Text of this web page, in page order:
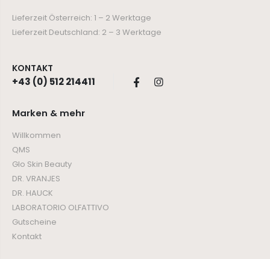
Lieferzeit Österreich: 1 – 2 Werktage
Lieferzeit Deutschland: 2 – 3 Werktage
KONTAKT
+43 (0) 512 214411
Marken & mehr
Willkommen
QMS
Glo Skin Beauty
DR. VRANJES
DR. HAUCK
LABORATORIO OLFATTIVO
Gutscheine
Kontakt